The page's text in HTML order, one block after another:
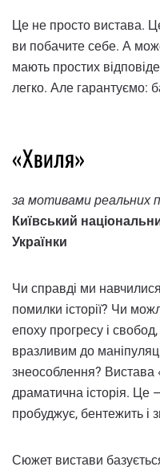
Це не просто вистава.
ви побачите себе. А
мають простих
легко. Але гарантуємо:
«Хвиля»
за мотивами реальних
Київський
Українки
Чи справді ми
помилки історії? Чи
епоху прогресу і
вразливим до
знеособлення?
драматична історія. Це
пробуджує, бентежить і
Сюжет вистави